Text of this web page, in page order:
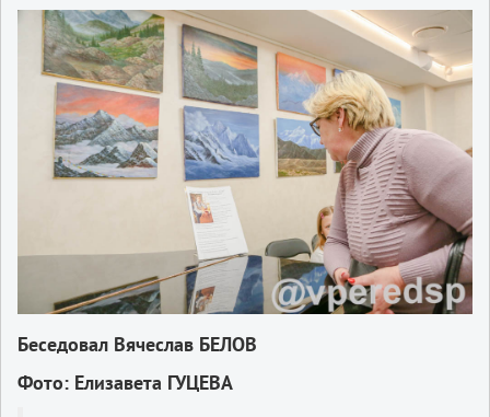
Беседовал Вячеслав БЕЛОВ
Фото: Елизавета ГУЦЕВА